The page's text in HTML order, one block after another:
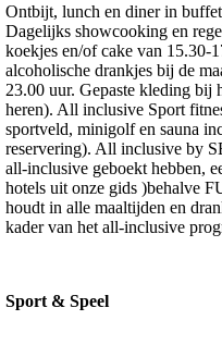
Ontbijt, lunch en diner in
Dagelijks showcooking en
koekjes en/of cake van 15.30-
alcoholische drankjes bij de
23.00 uur. Gepaste kleding bij
heren). All inclusive Sport
sportveld, minigolf en sauna
reservering). All inclusive by
all-inclusive geboekt hebben,
hotels uit onze gids )behalve
houdt in alle maaltijden en
kader van het all-inclusive
Sport & Speel